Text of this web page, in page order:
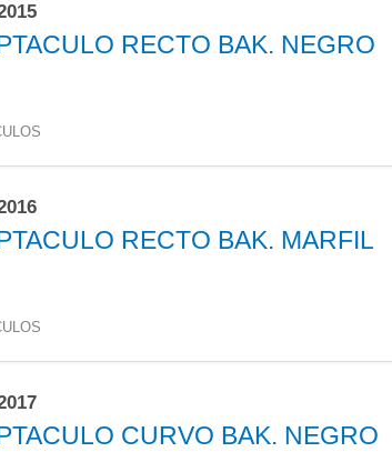
RECTO BAK. NEGRO
RECTO BAK. MARFIL
CURVO BAK. NEGRO